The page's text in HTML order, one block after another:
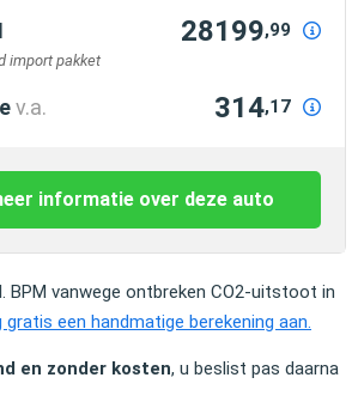
28199,99
import pakket
v.a. 314,17
informatie over deze auto
BPM vanwege ontbreken CO2-uitstoot in
gratis een handmatige berekening aan.
en zonder kosten, u beslist pas daarna